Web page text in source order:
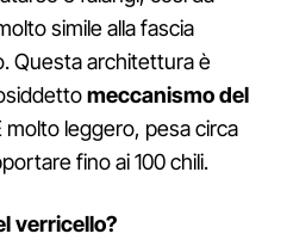
simile alla fascia
Questa architettura è
meccanismo del
molto leggero, pesa circa
fino ai 100 chili.
verricello?